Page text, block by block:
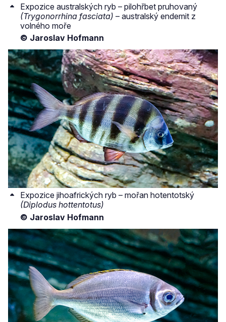
Expozice australských ryb – pilohřbet pruhovaný
(Trygonorrhina fasciata) – australský endemit z
volného moře
© Jaroslav Hofmann
Expozice jihoafrických ryb – mořan hotentotský
(Diplodus hottentotus)
© Jaroslav Hofmann